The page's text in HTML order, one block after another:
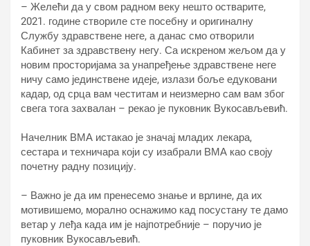
– Желећи да у свом радном веку нешто остварите,
2021. године створиле сте посебну и оригиналну
Службу здравствене неге, а данас смо отворили
Кабинет за здравствену негу. Са искреном жељом да у
новим просторијама за унапређење здравствене неге
ничу само јединствене идеје, излази боље едуковани
кадар, од срца вам честитам и неизмерно сам вам због
свега тога захвалан – рекао је пуковник Вукосављевић.
Начелник ВМА истакао је значај младих лекара,
сестара и техничара који су изабрали ВМА као своју
почетну радну позицију.
– Важно је да им пренесемо знање и врлине, да их
мотивишемо, морално оснажимо кад посустану те дамо
ветар у леђа када им је најпотребније – поручио је
пуковник Вукосављевић.